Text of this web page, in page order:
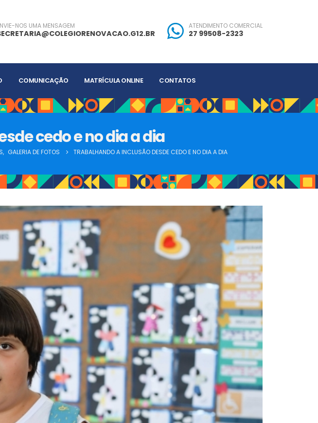
NOS UMA MENSAGEM ATENDIMENTO COMERCIAL
27 99508-2323
COMUNICAÇÃO MATRÍCULA ONLINE CONTATOS
cedo e no dia a dia
, GALERIA DE FOTOS TRABALHANDO A INCLUSÃO DESDE CEDO E NO DIA A DIA